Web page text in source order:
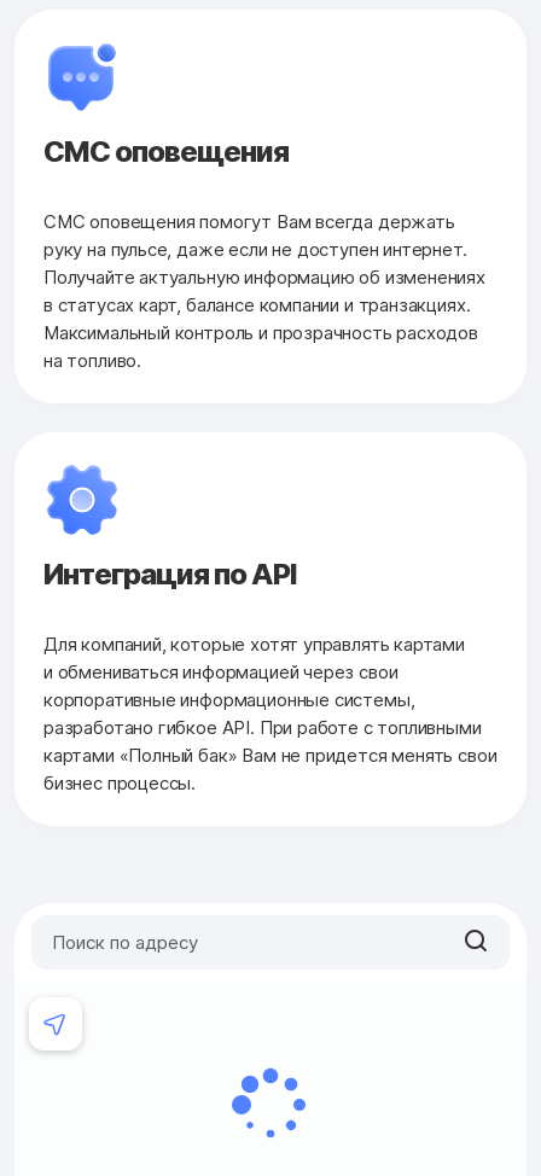
СМС оповещения
СМС оповещения помогут Вам всегда держать
руку на пульсе, даже если не доступен интернет.
Получайте актуальную информацию об изменениях
в статусах карт, балансе компании и транзакциях.
Максимальный контроль и прозрачность расходов
на топливо.
Интеграция по API
Для компаний, которые хотят управлять картами
и обмениваться информацией через свои
корпоративные информационные системы,
разработано гибкое API. При работе с топливными
картами «Полный бак» Вам не придется менять свои
бизнес процессы.